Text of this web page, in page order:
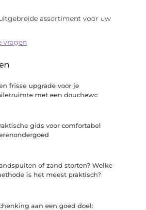
assortiment voor uw
vragen
frisse upgrade voor je
met een douchewc
gids voor comfortabel
of zand storten? Welke
is het meest praktisch?
aan een goed doel: